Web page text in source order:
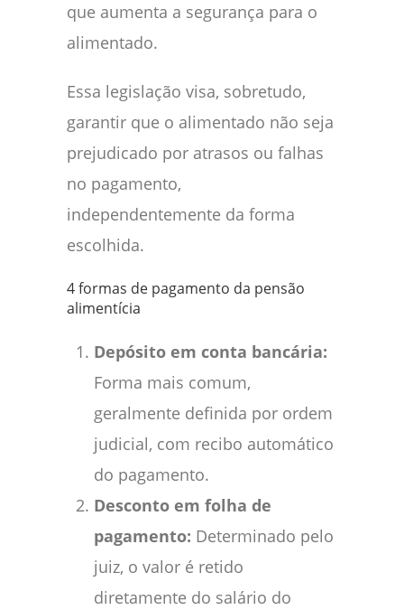
que aumenta a segurança para o
alimentado.
Essa legislação visa, sobretudo,
garantir que o alimentado não seja
prejudicado por atrasos ou falhas
no pagamento,
independentemente da forma
escolhida.
4 formas de pagamento da pensão
alimentícia
Depósito em conta bancária:
Forma mais comum,
geralmente definida por ordem
judicial, com recibo automático
do pagamento.
Desconto em folha de
pagamento: Determinado pelo
juiz, o valor é retido
diretamente do salário do